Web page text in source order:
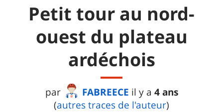
Petit tour au nord-
ouest du plateau
ardéchois
par FABREECE il y a 4 ans
(autres traces de l'auteur)